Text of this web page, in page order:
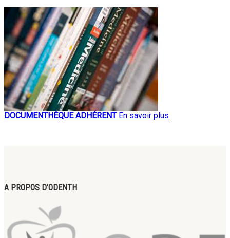
DOCUMENTHÈQUE ADHÉRENT En savoir plus
A PROPOS D’ODENTH